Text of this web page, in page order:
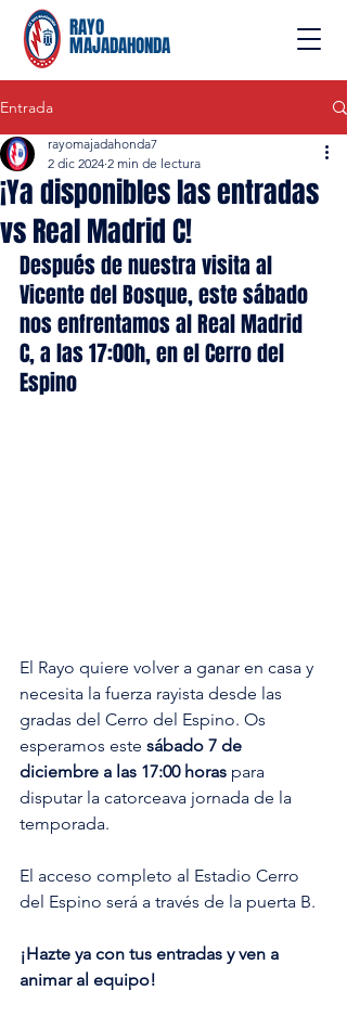
RAYO
MAJADAHONDA
Entrada
¡Ya disponibles las entradas
vs Real Madrid C!
rayomajadahonda7
2 dic 2024 2 min de lectura
Después de nuestra visita al
Vicente del Bosque, este sábado
nos enfrentamos al Real Madrid
C, a las 17:00h, en el Cerro del
Espino
El Rayo quiere volver a ganar en casa y
necesita la fuerza rayista desde las
gradas del Cerro del Espino. Os
esperamos este sábado 7 de
diciembre a las 17:00 horas para
disputar la catorceava jornada de la
temporada.
El acceso completo al Estadio Cerro
del Espino será a través de la puerta B.
¡Hazte ya con tus entradas y ven a
animar al equipo!